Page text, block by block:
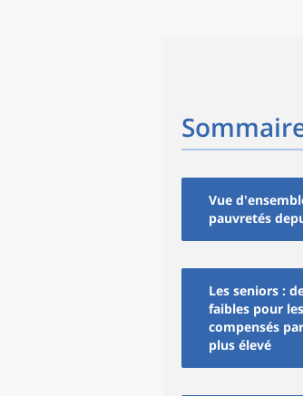
Vue
pauvretés
Les seniors :
faibles pour
compensés
plus élevé